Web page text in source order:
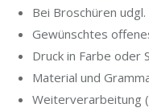
Bei Broschüren
Gewünschtes
Druck in Farbe oder
Material und
Weiterverarbeitung